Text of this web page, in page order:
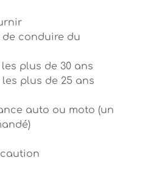
de conduire du
plus de 30 ans
plus de 25 ans
auto ou moto (un